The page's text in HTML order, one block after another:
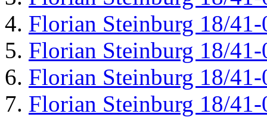
Florian Steinburg 18/41-
Florian Steinburg 18/41-
Florian Steinburg 18/41-
Florian Steinburg 18/41-